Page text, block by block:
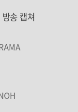
송 캡쳐